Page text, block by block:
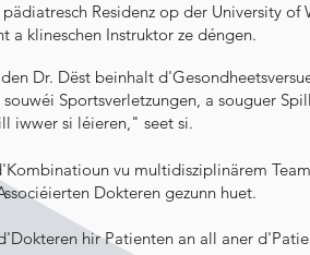
Residenz op der University of
a klineschen Instruktor ze déngen.
Dr. Dëst beinhalt
souwéi Sportsverletzungen, a souguer
iwwer si léieren," seet si.
vu multidisziplinärem
Dokteren gezunn huet.
hir Patienten an all aner